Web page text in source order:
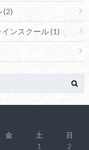
(2)
ンスクール(1)
金 土
日
1
2